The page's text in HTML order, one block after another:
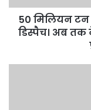
50 मिलियन
डिस्पैच। अब